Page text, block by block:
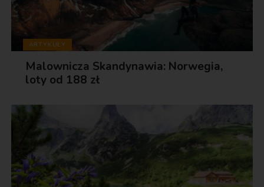
ARTYKUŁY
Malownicza Skandynawia: Norwegia,
loty od 188 zł